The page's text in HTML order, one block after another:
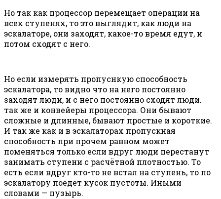
Но так как процессор перемещает операции на
всех ступенях, то это выглядит, как люди на
эскалаторе, они заходят, какое-то время едут, и
потом сходят с него.
Но если измерять пропуснкую способность
эскалатора, то видно что на него постоянно
заходят люди, и с него постоянно сходят люди.
так же и конвейеры процессора. Они бывают
сложные и длинные, бывают простые и короткие.
И так же как и в эскалаторах пропускная
способность при прочем равном может
поменяться только если вдруг люди перестанут
занимать ступени с расчётной плотностью. То
есть если вдруг кто-то не встал на ступень, то по
эскалатору поедет кусок пустоты. Иными
словами — пузырь.